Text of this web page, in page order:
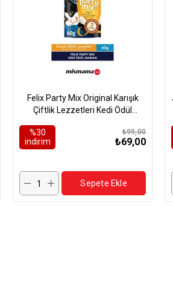
Felix Party Mix Original Karışık
Çiftlik Lezzetleri Kedi Ödül
%30
i̇ndirim
₺69,00
₺99,00
Sepete Ekle